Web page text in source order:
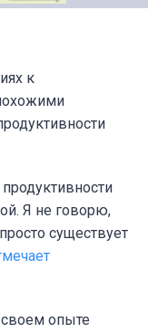
к
Я не говорю,
существует
своем опыте